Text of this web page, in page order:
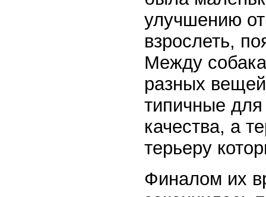
улучшению
взрослеть,
Между
разных
типичные
качества, а
терьеру
Финалом их